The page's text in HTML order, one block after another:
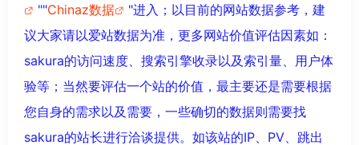
""Chinaz数据
"进入；以目前的网站数据参考，建
议大家请以爱站数据为准，更多网站价值评估因素如：
sakura的访问速度、搜索引擎收录以及索引量、用户体
验等；当然要评估一个站的价值，最主要还是需要根据
您自身的需求以及需要，一些确切的数据则需要找
sakura的站长进行洽谈提供。如该站的IP、PV、跳出